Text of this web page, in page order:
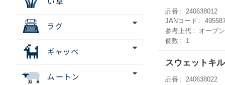
品番
240638012
JANコード
参考上代
オープン
個数
1
スウェット
品番
240638022